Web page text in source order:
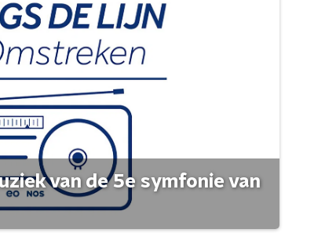
van de 5e symfonie van